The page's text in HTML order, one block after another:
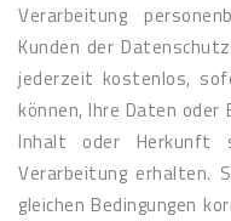
Verarbeitung
Kunden der
jederzeit kostenlos,
können, Ihre Daten
Inhalt oder Herkunft
Verarbeitung erhalten.
gleichen Bedingungen